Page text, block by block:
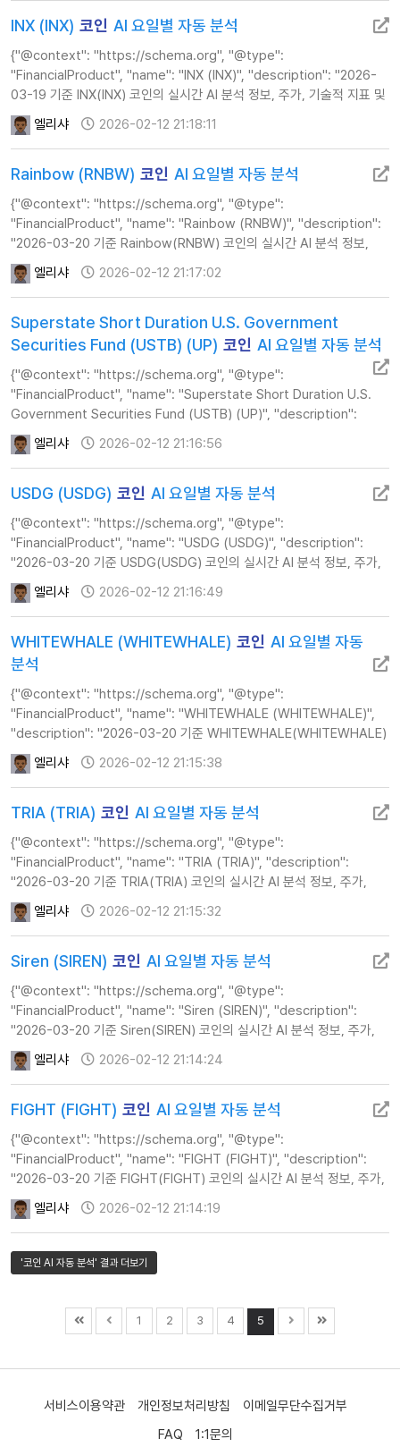
INX (INX) 코인 AI 요일별 자동 분석
{"@context": "https://schema.org", "@type":
"FinancialProduct", "name": "INX (INX)", "description": "2026-
03-19 기준 INX(INX) 코인의 실시간 AI 분석 정보, 주가, 기술적 지표 및
투자 전략 가이드를 제공합니다.", "url": "https://www.calculator…
엘리샤 2026-02-12 21:18:11
Rainbow (RNBW) 코인 AI 요일별 자동 분석
{"@context": "https://schema.org", "@type":
"FinancialProduct", "name": "Rainbow (RNBW)", "description":
"2026-03-20 기준 Rainbow(RNBW) 코인의 실시간 AI 분석 정보,
주가, 기술적 지표 및 투자 전략 가이드를 제공합니다.", "url":
"https://www.…
엘리샤 2026-02-12 21:17:02
Superstate Short Duration U.S. Government
Securities Fund (USTB) (UP) 코인 AI 요일별 자동 분석
{"@context": "https://schema.org", "@type":
"FinancialProduct", "name": "Superstate Short Duration U.S.
Government Securities Fund (USTB) (UP)", "description":
"2026-03-19 기준 Superstate Short Duration U.S.
Government Securiti…
엘리샤 2026-02-12 21:16:56
USDG (USDG) 코인 AI 요일별 자동 분석
{"@context": "https://schema.org", "@type":
"FinancialProduct", "name": "USDG (USDG)", "description":
"2026-03-20 기준 USDG(USDG) 코인의 실시간 AI 분석 정보, 주가,
기술적 지표 및 투자 전략 가이드를 제공합니다.", "url":
"https://www.calcul…
엘리샤 2026-02-12 21:16:49
WHITEWHALE (WHITEWHALE) 코인 AI 요일별 자동
분석
{"@context": "https://schema.org", "@type":
"FinancialProduct", "name": "WHITEWHALE (WHITEWHALE)",
"description": "2026-03-20 기준 WHITEWHALE(WHITEWHALE)
코인의 실시간 AI 분석 정보, 주가, 기술적 지표 및 투자 전략 가이드를
제공합니다.", "url": …
엘리샤 2026-02-12 21:15:38
TRIA (TRIA) 코인 AI 요일별 자동 분석
{"@context": "https://schema.org", "@type":
"FinancialProduct", "name": "TRIA (TRIA)", "description":
"2026-03-20 기준 TRIA(TRIA) 코인의 실시간 AI 분석 정보, 주가,
기술적 지표 및 투자 전략 가이드를 제공합니다.", "url":
"https://www.calcul…
엘리샤 2026-02-12 21:15:32
Siren (SIREN) 코인 AI 요일별 자동 분석
{"@context": "https://schema.org", "@type":
"FinancialProduct", "name": "Siren (SIREN)", "description":
"2026-03-20 기준 Siren(SIREN) 코인의 실시간 AI 분석 정보, 주가,
기술적 지표 및 투자 전략 가이드를 제공합니다.", "url":
"https://www.ca…
엘리샤 2026-02-12 21:14:24
FIGHT (FIGHT) 코인 AI 요일별 자동 분석
{"@context": "https://schema.org", "@type":
"FinancialProduct", "name": "FIGHT (FIGHT)", "description":
"2026-03-20 기준 FIGHT(FIGHT) 코인의 실시간 AI 분석 정보, 주가,
기술적 지표 및 투자 전략 가이드를 제공합니다.", "url":
"https://www.ca…
엘리샤 2026-02-12 21:14:19
'코인 AI 자동 분석' 결과 더보기
1 2 3 4 5
서비스이용약관 개인정보처리방침
이메일무단수집거부
FAQ
1:1문의